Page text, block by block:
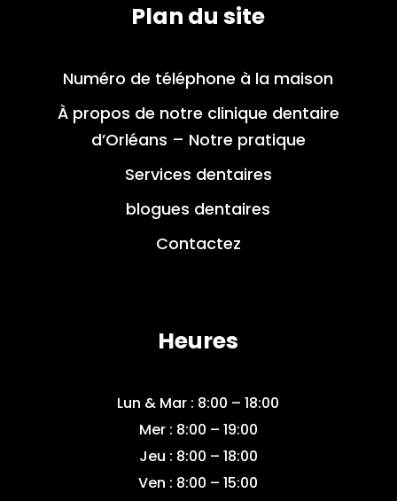
Plan du site
Numéro de téléphone à la maison
À propos de notre clinique dentaire
d’Orléans – Notre pratique
Services dentaires
blogues dentaires
Contactez
Heures
Lun & Mar : 8:00 – 18:00
Mer : 8:00 – 19:00
Jeu : 8:00 – 18:00
Ven : 8:00 – 15:00